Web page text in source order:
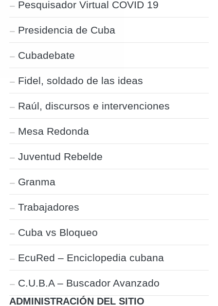
Pesquisador Virtual COVID 19
Presidencia de Cuba
Cubadebate
Fidel, soldado de las ideas
Raúl, discursos e intervenciones
Mesa Redonda
Juventud Rebelde
Granma
Trabajadores
Cuba vs Bloqueo
EcuRed – Enciclopedia cubana
C.U.B.A – Buscador Avanzado
ADMINISTRACIÓN DEL SITIO